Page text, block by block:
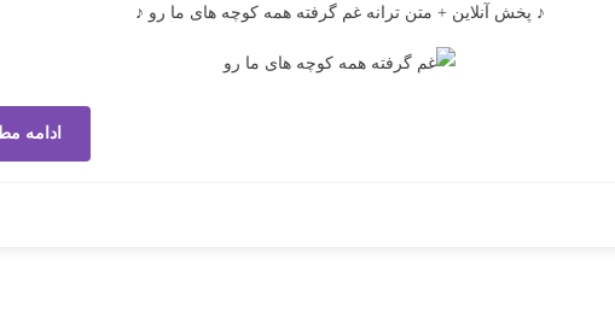
♪ پخش آنلاین + متن ترانه غم گرفته همه کوچه های ما رو ♪
ادامه